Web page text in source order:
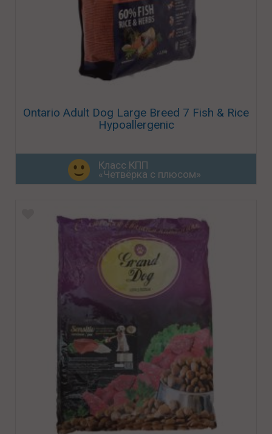
Ontario Adult Dog Large Breed 7 Fish & Rice
Hypoallergenic
Класс КПП
«Четвёрка с плюсом»